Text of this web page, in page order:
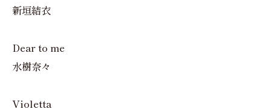
新垣結衣
Dear to me
水樹奈々
Violetta